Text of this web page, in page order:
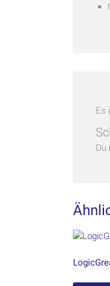
Es
Du